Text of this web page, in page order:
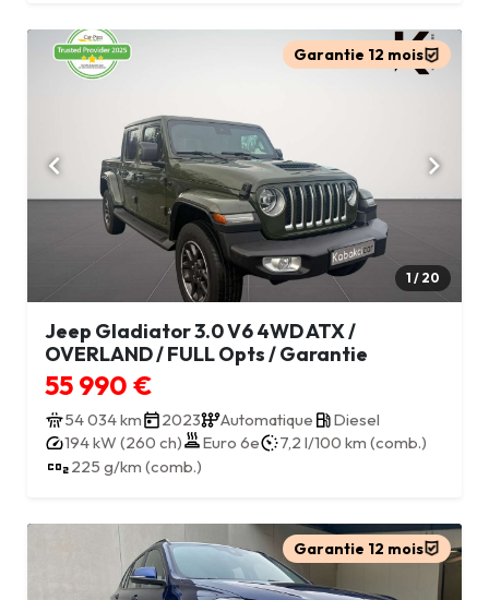
Garantie 12 mois
1 / 20
Jeep Gladiator 3.0 V6 4WD ATX /
OVERLAND / FULL Opts / Garantie
55 990 €
54 034 km 2023 Automatique
Diesel
194 kW (260 ch)
Euro 6e
7,2 l/100 km (comb.)
225 g/km (comb.)
Garantie 12 mois